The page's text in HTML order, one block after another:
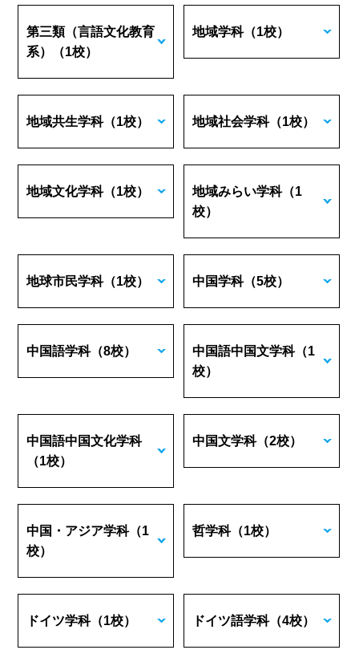
第三類（言語文化教育
系）
（1校）
地域学科（1校）
地域共生学科（1校） 地域社会学科（1校）
地域文化学科（1校） 地域みらい学科（1
校）
地球市民学科（1校） 中国学科（5校）
中国語学科（8校） 中国語中国文学科（1
校）
中国語中国文化学科
（1校）
中国文学科（2校）
中国・アジア学科（1
校）
哲学科（1校）
ドイツ学科（1校） ドイツ語学科（4校）